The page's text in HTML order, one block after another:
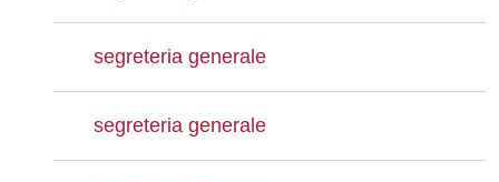
segreteria generale
segreteria generale